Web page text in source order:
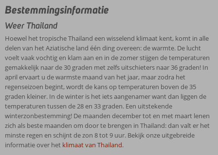
mystieke
tempels
en
culturele
schatten,
omgeven
door
schitterende
natuur.
Bezoek
de
legendarische
brug
over
de
de
idyllische
eilanden
Thailand
tot
de
meest
schilderachtige
en
mooiste
ter
wereld
behoren?
Maar
lucht
voelt
vaak
vochtig
en
klam
aan
en
in
de
zomer
stijgen
de
temperaturen
gemakkelijk
naar
Denk
bijvoorbeeld
aan
al
die
schitterende
tempelcomplexen
en
mooi
versierde
paleizen,
de
vele
kleurrijke
(drijvende)
om
vakantie
in
Thailand
zo
aangenaam
mogelijk
te
maken.
Uw
accommodatie
is
met
grote
Bestemmingsinformatie
Weer Thailand
Hoewel het tropische Thailand een wisselend klimaat kent, komt in alle
delen van het Aziatische land één ding overeen: de warmte. De lucht
voelt vaak vochtig en klam aan en in de zomer stijgen de temperaturen
gemakkelijk naar de 30 graden met zelfs uitschieters naar 36 graden! In
april ervaart u de warmste maand van het jaar, maar zodra het
regenseizoen begint, wordt de kans op temperaturen boven de 35
graden kleiner. In de winter is het iets aangenamer want dan liggen de
temperaturen tussen de 28 en 33 graden. Een uitstekende
winterzonbestemming! De maanden december tot en met maart lenen
zich als beste maanden om door te brengen in Thailand: dan valt er het
minste regen en schijnt de zon 8 tot 9 uur. Bekijk onze uitgebreide
informatie over het klimaat van Thailand.